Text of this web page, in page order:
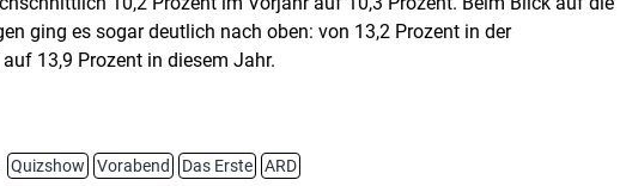
ging es sogar deutlich nach oben: von 13,2 Prozent in der
13,9 Prozent in diesem Jahr.
Quizshow Vorabend Das Erste
ARD